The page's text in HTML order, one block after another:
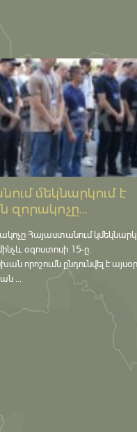
մեկնարկում է
զորակոչը...
Հայաստանում
օգոստոսի 15-ը․
որոշումն ընդունվել է այսօր
...